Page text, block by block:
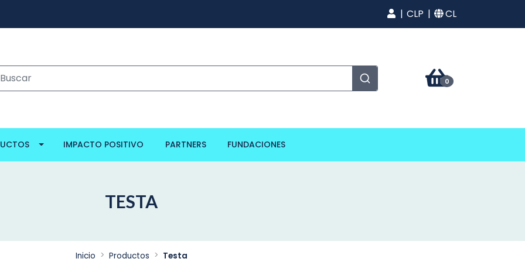
CLP CL
0
IMPACTO POSITIVO PARTNERS FUNDACIONES
TESTA
Inicio Productos Testa